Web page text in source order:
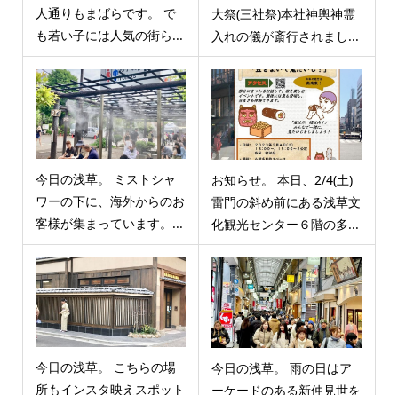
人通りもまばらです。 で
も若い子には人気の街ら...
大祭(三社祭)本社神輿神霊
入れの儀が斎行されまし...
今日の浅草。 ミストシャ
ワーの下に、海外からのお
客様が集まっています。...
お知らせ。 本日、2/4(土)
雷門の斜め前にある浅草文
化観光センター６階の多...
今日の浅草。 こちらの場
所もインスタ映えスポット
今日の浅草。 雨の日はア
ーケードのある新仲見世を